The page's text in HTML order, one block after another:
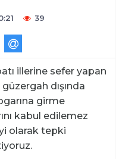
39
illerine sefer yapan
dışında
girme
kabul edilemez
olarak tepki